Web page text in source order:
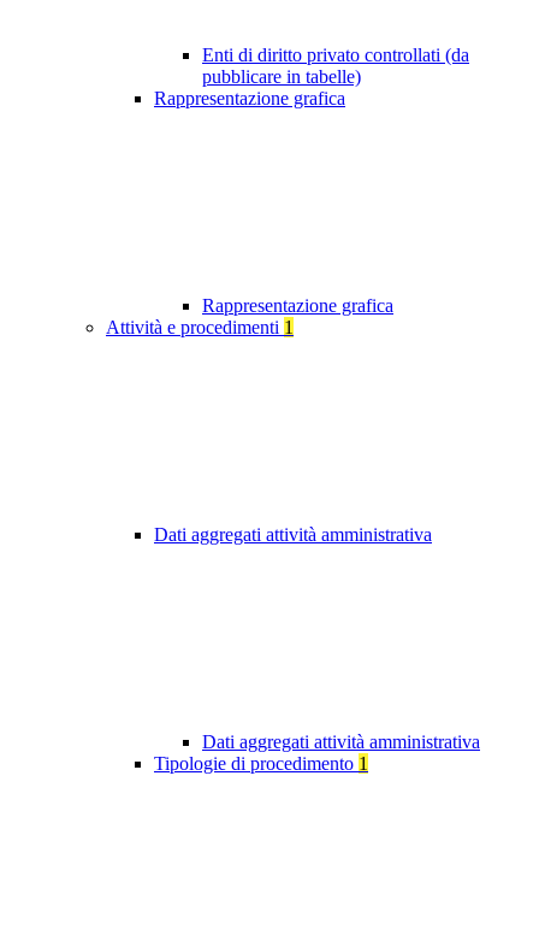
Enti di diritto privato controllati (da
pubblicare in tabelle)
Rappresentazione grafica
Rappresentazione grafica
Attività e procedimenti 1
Dati aggregati attività amministrativa
Dati aggregati attività amministrativa
Tipologie di procedimento 1